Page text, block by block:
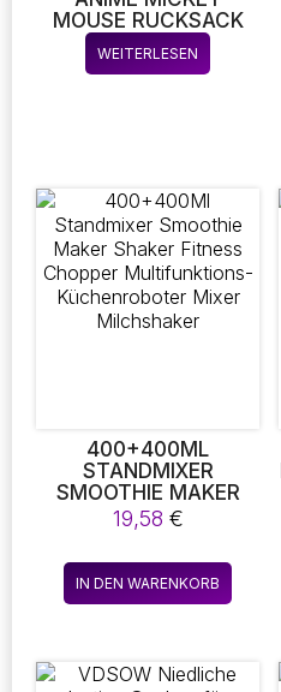
MOUSE RUCKSACK
KAWAII NIEDLICH
CARTOON MINNIE
GESCHENK
WEITERLESEN
400+400ML
STANDMIXER
SMOOTHIE MAKER
SHAKER FITNESS
CHOPPER
MULTIFUNKTIONS-
KÜCHENROBOTER
MIXER MILCHSHAKER
19,58 €
IN DEN WARENKORB